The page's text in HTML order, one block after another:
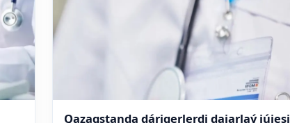
Qazaqstanda dárigerlerdi daiarlaý júiesi